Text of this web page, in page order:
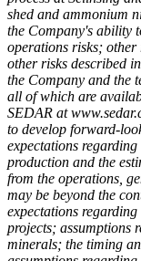
shed and ammonium
the Company's ability
operations risks;
other risks described
the Company and the
all of which are
SEDAR at
to develop forward-
expectations
production and the
from the operations,
may be beyond the
expectations
projects; assumptions
minerals; the timing